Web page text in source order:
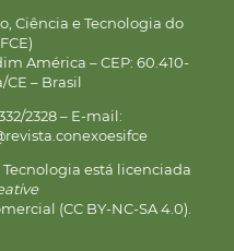
Ciência e Tecnologia do
América – CEP: 60.410-
CE – Brasil
2328 – E-mail:
Tecnologia está licenciada
(CC BY-NC-SA 4.0).